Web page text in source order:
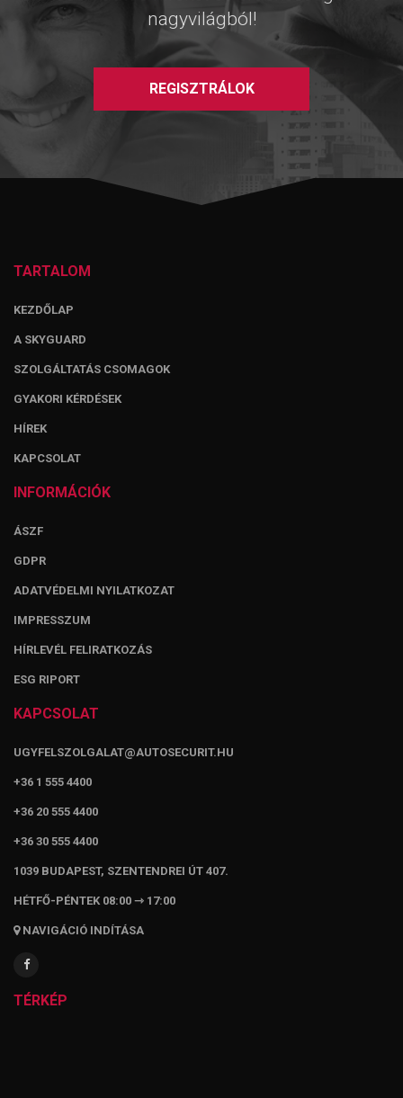
nagyvilágból!
REGISZTRÁLOK
TARTALOM
KEZDŐLAP
A SKYGUARD
SZOLGÁLTATÁS CSOMAGOK
GYAKORI KÉRDÉSEK
HÍREK
KAPCSOLAT
INFORMÁCIÓK
ÁSZF
GDPR
ADATVÉDELMI NYILATKOZAT
IMPRESSZUM
HÍRLEVÉL FELIRATKOZÁS
ESG RIPORT
KAPCSOLAT
UGYFELSZOLGALAT@AUTOSECURIT.HU
+36 1 555 4400
+36 20 555 4400
+36 30 555 4400
1039 BUDAPEST, SZENTENDREI ÚT 407.
HÉTFŐ-PÉNTEK 08:00 ⇾ 17:00
NAVIGÁCIÓ INDÍTÁSA
TÉRKÉP